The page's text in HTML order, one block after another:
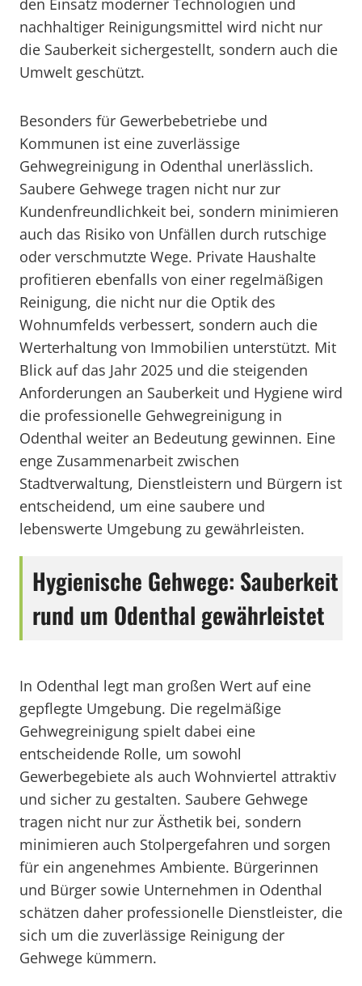
den Einsatz moderner Technologien und
nachhaltiger Reinigungsmittel wird nicht nur
die Sauberkeit sichergestellt, sondern auch die
Umwelt geschützt.
Besonders für Gewerbebetriebe und
Kommunen ist eine zuverlässige
Gehwegreinigung in Odenthal unerlässlich.
Saubere Gehwege tragen nicht nur zur
Kundenfreundlichkeit bei, sondern minimieren
auch das Risiko von Unfällen durch rutschige
oder verschmutzte Wege. Private Haushalte
profitieren ebenfalls von einer regelmäßigen
Reinigung, die nicht nur die Optik des
Wohnumfelds verbessert, sondern auch die
Werterhaltung von Immobilien unterstützt. Mit
Blick auf das Jahr 2025 und die steigenden
Anforderungen an Sauberkeit und Hygiene wird
die professionelle Gehwegreinigung in
Odenthal weiter an Bedeutung gewinnen. Eine
enge Zusammenarbeit zwischen
Stadtverwaltung, Dienstleistern und Bürgern ist
entscheidend, um eine saubere und
lebenswerte Umgebung zu gewährleisten.
Hygienische Gehwege: Sauberkeit
rund um Odenthal gewährleistet
In Odenthal legt man großen Wert auf eine
gepflegte Umgebung. Die regelmäßige
Gehwegreinigung spielt dabei eine
entscheidende Rolle, um sowohl
Gewerbegebiete als auch Wohnviertel attraktiv
und sicher zu gestalten. Saubere Gehwege
tragen nicht nur zur Ästhetik bei, sondern
minimieren auch Stolpergefahren und sorgen
für ein angenehmes Ambiente. Bürgerinnen
und Bürger sowie Unternehmen in Odenthal
schätzen daher professionelle Dienstleister, die
sich um die zuverlässige Reinigung der
Gehwege kümmern.